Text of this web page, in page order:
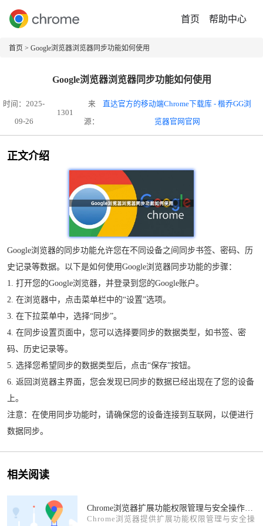
首页 帮助中心
首页 > Google浏览器浏览器同步功能如何使用
Google浏览器浏览器同步功能如何使用
时间：2025-
09-26
1301
来
源：
直达官方的移动端Chrome下载库 - 楷乔GG浏
览器官网官网
正文介绍
Google浏览器的同步功能允许您在不同设备之间同步书签、密码、历
史记录等数据。以下是如何使用Google浏览器同步功能的步骤：
1. 打开您的Google浏览器，并登录到您的Google账户。
2. 在浏览器中，点击菜单栏中的“设置”选项。
3. 在下拉菜单中，选择“同步”。
4. 在同步设置页面中，您可以选择要同步的数据类型，如书签、密
码、历史记录等。
5. 选择您希望同步的数据类型后，点击“保存”按钮。
6. 返回浏览器主界面，您会发现已同步的数据已经出现在了您的设备
上。
注意：在使用同步功能时，请确保您的设备连接到互联网，以便进行
数据同步。
相关阅读
Chrome浏览器扩展功能权限管理与安全操作技巧
Chrome浏览器提供扩展功能权限管理与安全操